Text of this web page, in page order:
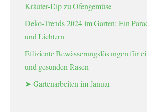
Kräuter-Dip zu Ofengemüse
Deko-Trends 2024 im Garten: Ein
und Lichtern
Effiziente Bewässerungslösungen für
und gesunden Rasen
➤ Gartenarbeiten im Januar